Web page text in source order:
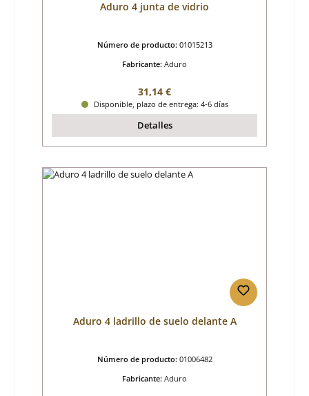
Aduro 4 junta de vidrio
Número de producto: 01015213
Fabricante: Aduro
Precio normal:
31,14 €
Disponible, plazo de entrega: 4-6 días
Detalles
Aduro 4 ladrillo de suelo delante A
Número de producto: 01006482
Fabricante: Aduro